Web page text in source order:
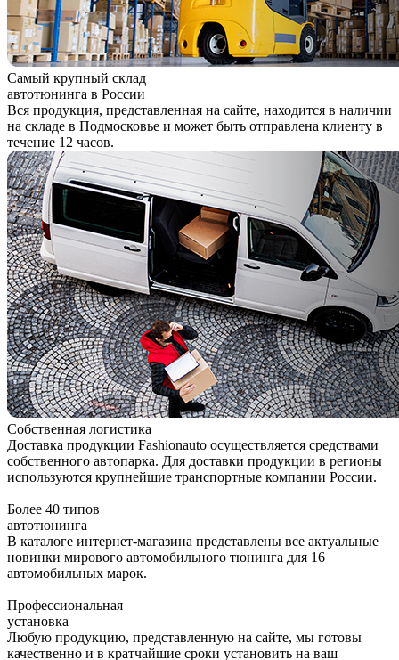
Самый крупный склад
автотюнинга в России
Вся продукция, представленная на сайте, находится в наличии
на складе в Подмосковье и может быть отправлена клиенту в
течение 12 часов.
Собственная логистика
Доставка продукции Fashionauto осуществляется средствами
собственного автопарка. Для доставки продукции в регионы
используются крупнейшие транспортные компании России.
Более 40 типов
автотюнинга
В каталоге интернет-магазина представлены все актуальные
новинки мирового автомобильного тюнинга для 16
автомобильных марок.
Профессиональная
установка
Любую продукцию, представленную на сайте, мы готовы
качественно и в кратчайшие сроки установить на ваш